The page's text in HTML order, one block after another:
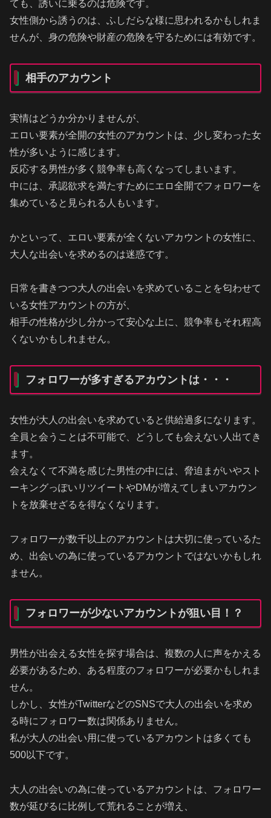
ても、誘いに乗るのは危険です。
女性側から誘うのは、ふしだらな様に思われるかもしれま
せんが、身の危険や財産の危険を守るためには有効です。
相手のアカウント
実情はどうか分かりませんが、
エロい要素が全開の女性のアカウントは、少し変わった女
性が多いように感じます。
反応する男性が多く競争率も高くなってしまいます。
中には、承認欲求を満たすためにエロ全開でフォロワーを
集めていると見られる人もいます。
かといって、エロい要素が全くないアカウントの女性に、
大人な出会いを求めるのは迷惑です。
日常を書きつつ大人の出会いを求めていることを匂わせて
いる女性アカウントの方が、
相手の性格が少し分かって安心な上に、競争率もそれ程高
くないかもしれません。
フォロワーが多すぎるアカウントは・・・
女性が大人の出会いを求めていると供給過多になります。
全員と会うことは不可能で、どうしても会えない人出てき
ます。
会えなくて不満を感じた男性の中には、脅迫まがいやスト
ーキングっぽいリツイートやDMが増えてしまいアカウン
トを放棄せざるを得なくなります。
フォロワーが数千以上のアカウントは大切に使っているた
め、出会いの為に使っているアカウントではないかもしれ
ません。
フォロワーが少ないアカウントが狙い目！？
男性が出会える女性を探す場合は、複数の人に声をかえる
必要があるため、ある程度のフォロワーが必要かもしれま
せん。
しかし、女性がTwitterなどのSNSで大人の出会いを求め
る時にフォロワー数は関係ありません。
私が大人の出会い用に使っているアカウントは多くても
500以下です。
大人の出会いの為に使っているアカウントは、フォロワー
数が延びるに比例して荒れることが増え、